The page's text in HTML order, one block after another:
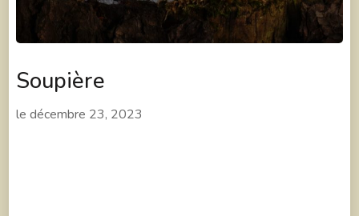
Soupière
le décembre 23, 2023